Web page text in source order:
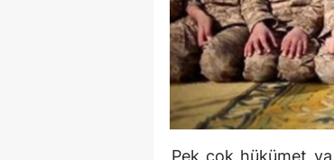
Pek çok hükümet